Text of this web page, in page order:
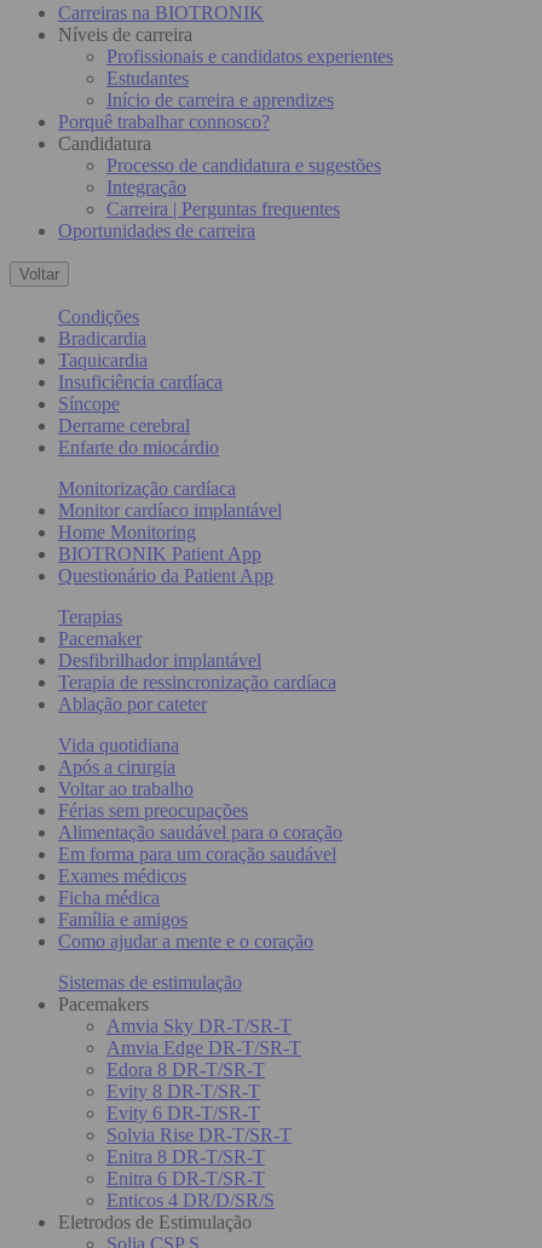
Carreiras na BIOTRONIK
Níveis de carreira
Profissionais e candidatos experientes
Estudantes
Início de carreira e aprendizes
Porquê trabalhar connosco?
Candidatura
Processo de candidatura e sugestões
Integração
Carreira | Perguntas frequentes
Oportunidades de carreira
Voltar
Condições
Bradicardia
Taquicardia
Insuficiência cardíaca
Síncope
Derrame cerebral
Enfarte do miocárdio
Monitorização cardíaca
Monitor cardíaco implantável
Home Monitoring
BIOTRONIK Patient App
Questionário da Patient App
Terapias
Pacemaker
Desfibrilhador implantável
Terapia de ressincronização cardíaca
Ablação por cateter
Vida quotidiana
Após a cirurgia
Voltar ao trabalho
Férias sem preocupações
Alimentação saudável para o coração
Em forma para um coração saudável
Exames médicos
Ficha médica
Família e amigos
Como ajudar a mente e o coração
Sistemas de estimulação
Pacemakers
Amvia Sky DR-T/SR-T
Amvia Edge DR-T/SR-T
Edora 8 DR-T/SR-T
Evity 8 DR-T/SR-T
Evity 6 DR-T/SR-T
Solvia Rise DR-T/SR-T
Enitra 8 DR-T/SR-T
Enitra 6 DR-T/SR-T
Enticos 4 DR/D/SR/S
Eletrodos de Estimulação
Solia CSP S